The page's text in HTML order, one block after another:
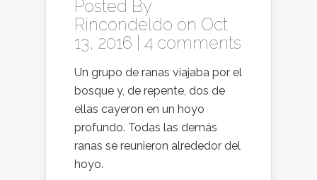
Posted By
Rincondeldo on Oct
13, 2016 | 4 comments
Un grupo de ranas viajaba por el
bosque y, de repente, dos de
ellas cayeron en un hoyo
profundo. Todas las demás
ranas se reunieron alrededor del
hoyo.